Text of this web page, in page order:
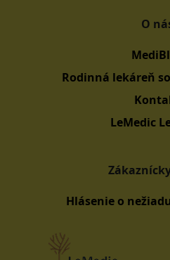
O
Rodinná lekáreň
LeMedic
Hlásenie o